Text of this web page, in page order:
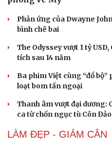
Phản ứng của Dwayne
bình chê bai
The Odyssey vượt 1 tỷ
tích sau 14 năm
Ba phim Việt cùng “đổ
loạt bom tấn ngoại
Thanh âm vượt đại dương:
ca từ chốn ngục tù Côn Đảo
LÀM ĐẸP - GIẢM CÂN